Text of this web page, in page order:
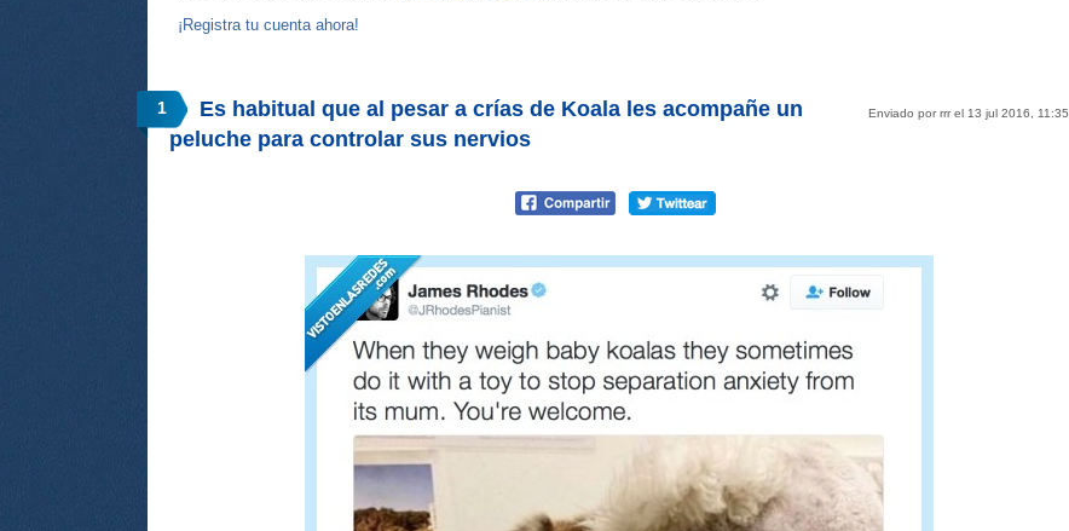
¡Registra tu cuenta ahora!
1 Enviado por rrr el 13 jul 2016, 11:35
Es habitual que al pesar a crías de Koala les acompañe un
peluche para controlar sus nervios